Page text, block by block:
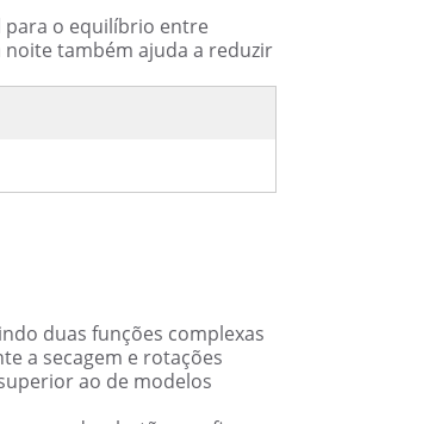
o equilíbrio entre
também ajuda a reduzir
duas funções complexas
a secagem e rotações
ao de modelos